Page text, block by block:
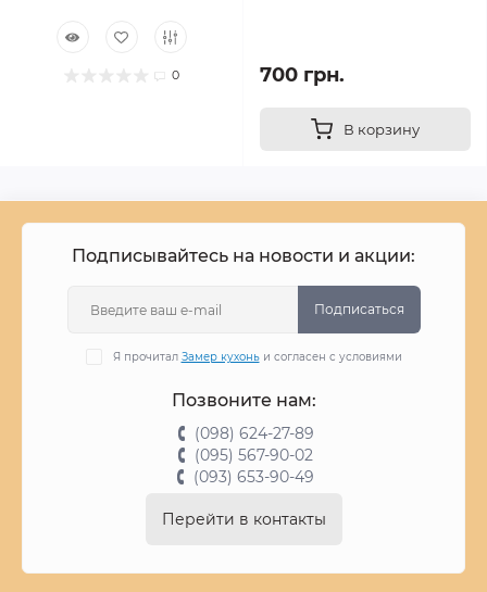
0 700 грн.
В корзину
Подписывайтесь на новости и акции:
Подписаться
Я прочитал Замер кухоньи согласен с условиями
Позвоните нам:
(098) 624-27-89
(095) 567-90-02
(093) 653-90-49
Перейти в контакты